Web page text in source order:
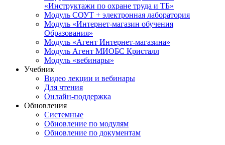
«Инструктажи по охране труда и ТБ»
Модуль СОУТ + электронная лаборатория
Модуль «Интернет-магазин обучения
Образования»
Модуль «Агент Интернет-магазина»
Модуль Агент МИОБС Кристалл
Модуль «вебинары»
Учебник
Видео лекции и вебинары
Для чтения
Онлайн-поддержка
Обновления
Системные
Обновление по модулям
Обновление по документам